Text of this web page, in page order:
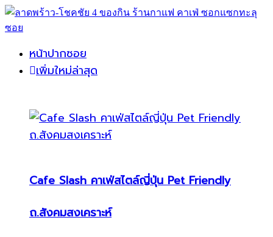
หน้าปากซอย
เพิ่มใหม่ล่าสุด
Cafe Slash คาเฟ่สไตล์ญี่ปุ่น Pet Friendly
ถ.สังคมสงเคราะห์